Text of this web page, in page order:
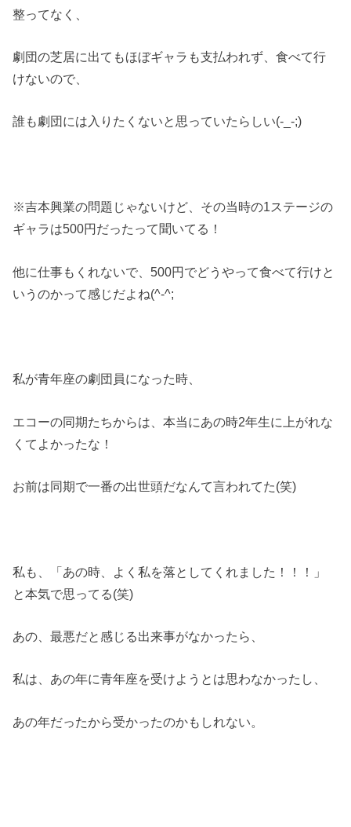
整ってなく、
劇団の芝居に出てもほぼギャラも支払われず、食べて行
けないので、
誰も劇団には入りたくないと思っていたらしい(-_-;)
※吉本興業の問題じゃないけど、その当時の1ステージの
ギャラは500円だったって聞いてる！
他に仕事もくれないで、500円でどうやって食べて行けと
いうのかって感じだよね(^-^;
私が青年座の劇団員になった時、
エコーの同期たちからは、本当にあの時2年生に上がれな
くてよかったな！
お前は同期で一番の出世頭だなんて言われてた(笑)
私も、「あの時、よく私を落としてくれました！！！」
と本気で思ってる(笑)
あの、最悪だと感じる出来事がなかったら、
私は、あの年に青年座を受けようとは思わなかったし、
あの年だったから受かったのかもしれない。